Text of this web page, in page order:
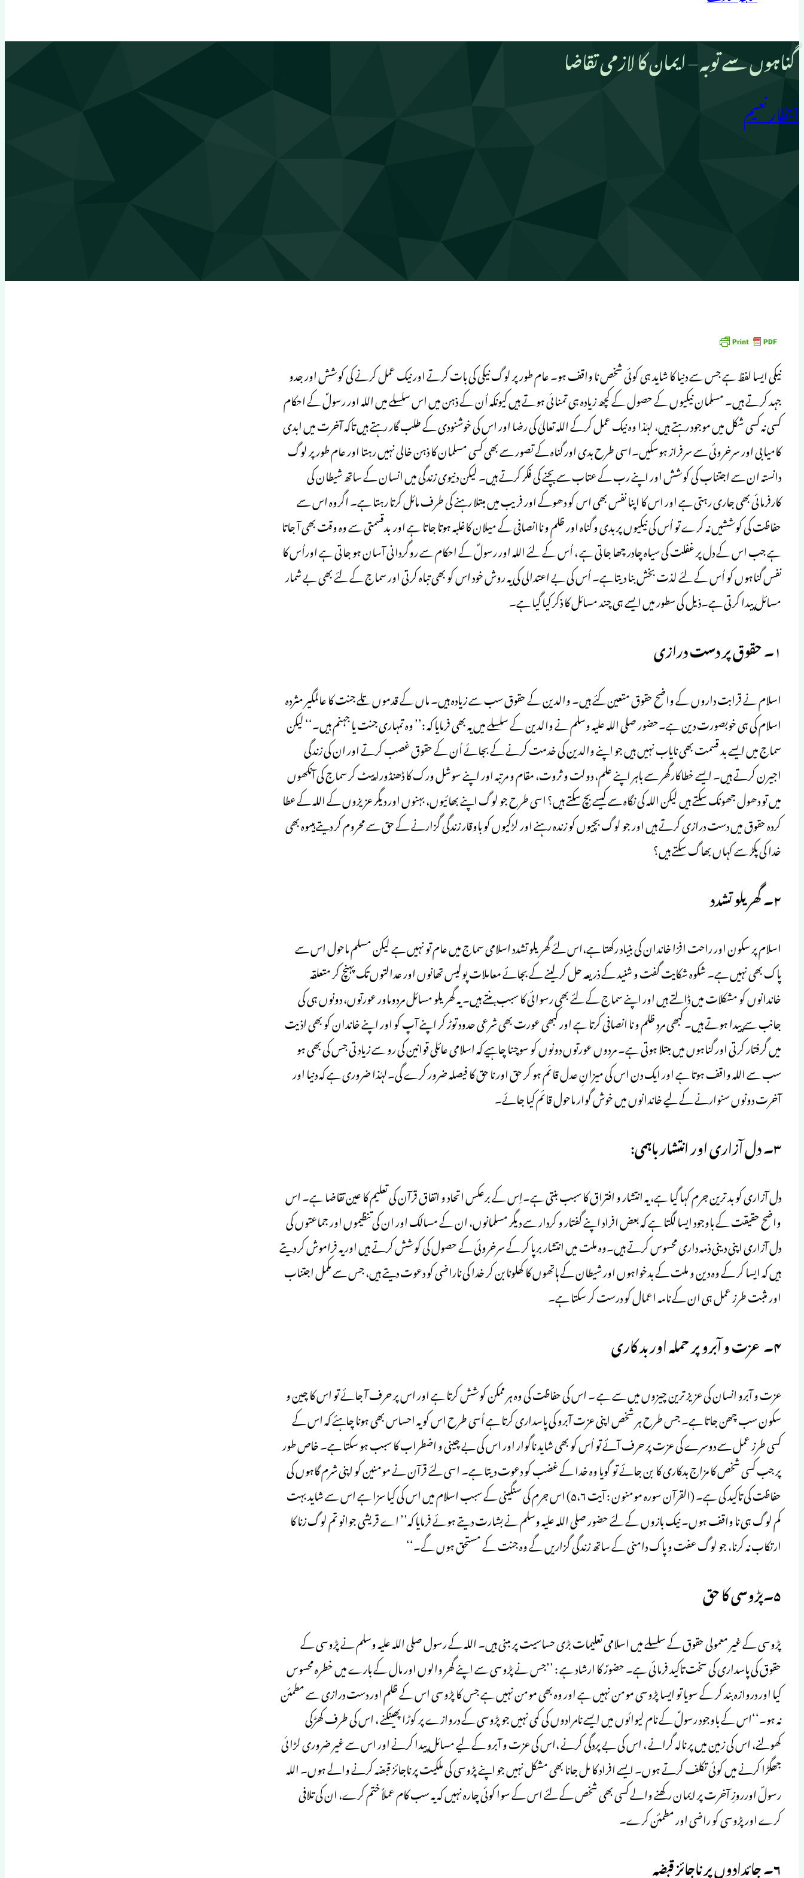
گناہوں سے توبہ – ایمان کا لازمی تقاضا
انتظار نعیم
نیکی ایسا لفظ ہے جس سے دنیا کا شاید ہی کوئی شخص نا واقف ہو۔ عام طورپر لوگ نیکی کی بات کرتے اور نیک عمل کرنے کی کوشش اور جدو
جہد کرتے ہیں۔ مسلمان نیکیوں کے حصول کے کچھ زیادہ ہی تمنائی ہوتے ہیں کیونکہ اُن کے ذہن میں اس سلسلے میں اللہ اور رسولؐ کے احکام
کسی نہ کسی شکل میں موجود رہتے ہیں، لہٰذا وہ نیک عمل کرکے اللہ تعالیٰ کی رضا اور اس کی خوشنودی کے طلب گار رہتے ہیں تاکہ آخرت میں ابدی
کامیابی اور سرخروئی سے سرفراز ہوسکیں۔اسی طرح بدی اور گناہ کے تصور سے بھی کسی مسلمان کا ذہن خالی نہیں رہتا اور عام طور پر لوگ
دانستہ ان سے اجتناب کی کوشش اور اپنے رب کے عتاب سے بچنے کی فکر کرتے ہیں۔ لیکن دنیوی زندگی میں انسان کے ساتھ شیطان کی
کارفرمائی بھی جاری رہتی ہے اور اس کا اپنا نفس بھی اس کو دھوکے اور فریب میں مبتلا رہنے کی طرف مائل کرتا رہتا ہے۔ اگروہ اس سے
حفاظت کی کوششیں نہ کرے تو اُس کی نیکیوں پر بدی و گناہ اور ظلم و ناانصافی کے میلان کاغلبہ ہوتا جاتا ہے اور بدقسمتی سے وہ وقت بھی آ جاتا
ہے جب اس کے دل پر غفلت کی سیاہ چادر چھا جاتی ہے ، اُس کے لئے اللہ اور رسولؐ کے احکام سے روگردانی آسان ہو جاتی ہے اوراُس کا
نفس گناہوں کو اُس کے لئے لذت بخش بنا دیتاہے۔ اُس کی بے اعتدالی کی یہ روش خود اس کو بھی تباہ کرتی اور سماج کے لئے بھی بے شمار
مسائل پیدا کرتی ہے۔ذیل کی سطور میں ایسے ہی چند مسائل کا ذکر کیا گیا ہے۔
۱۔ حقوق پر دست درازی
اسلام نے قرابت داروں کے واضح حقوق متعین کئے ہیں۔ والدین کے حقوق سب سے زیادہ ہیں۔ ماں کے قدموں تلے جنت کا عالمگیر مثردہ
اسلام کی ہی خوبصورت دین ہے۔حضور صلی اللہ علیہ وسلم نے والدین کے سلسلے میں یہ بھی فرمایا کہ :’’ وہ تمہاری جنت یا جہنم ہیں۔‘‘ لیکن
سماج میں ایسے بد قسمت بھی نایاب نہیں ہیں جو اپنے والدین کی خدمت کرنے کے بجائے اُن کے حقوق غصب کرتے اور ان کی زندگی
اجیرن کرتے ہیں۔ ایسے خطاکارگھر سے باہر اپنے علم، دولت و ثروت، مقام و مرتبہ اور اپنے سوشل ورک کا ڈھنڈورا پیٹ کر سماج کی آنکھوں
میں تو دھول جھونک سکتے ہیں لیکن اللہ کی نگاہ سے کیسے بچ سکتے ہیں؟ اسی طرح جو لوگ اپنے بھائیوں، بہنوں اور دیگر عزیزوں کے اللہ کے عطا
کردہ حقوق میں دست درازی کرتے ہیں اور جو لوگ بچیوں کو زندہ رہنے اور لڑکیوں کو باوقار زندگی گزارنے کے حق سے محروم کر دیتے ہیںوہ بھی
خدا کی پکڑ سے کہاں بھاگ سکتے ہیں؟
۲۔ گھریلو تشدد
اسلام پر سکون اور راحت افزا خاندان کی بنیاد رکھتا ہے،اس لئے گھریلو تشدد اسلامی سماج میں عام تو نہیں ہے لیکن مسلم ماحول اس سے
پاک بھی نہیں ہے۔ شکوہ شکایت گفت و شنید کے ذریعہ حل کر لینے کے بجائے معاملات پولیس تھانوں اور عدالتوں تک پہنچ کر متعلقہ
خاندانوں کو مشکلات میں ڈالتے ہیں اور اپنے سماج کے لئے بھی رسوائی کا سبب بنتے ہیں۔ یہ گھریلو مسائل مردوںاور عورتوں، دونوں ہی کی
جانب سے پیدا ہوتے ہیں۔ کبھی مرد ظلم و نا انصافی کرتا ہے اور کبھی عورت بھی شرعی حدود توڑ کر اپنے آپ کو اور اپنے خاندان کو بھی اذیت
میں گرفتار کرتی اور گناہوں میں مبتلا ہوتی ہے۔ مردوں عورتوں دونوں کو سوچنا چاہیے کہ اسلامی عائلی قوانین کی رو سے زیادتی جس کی بھی ہو
سب سے اللہ واقف ہوتا ہے اور ایک دن اس کی میزانِ عدل قائم ہو کر حق اور نا حق کا فیصلہ ضرور کرے گی۔لہٰذا ضروری ہے کہ دنیا اور
آخرت دونوں سنوارنے کے لیے خاندانوں میں خوش گوار ماحول قائم کیا جائے۔
۳۔ دل آزاری اور انتشار باہمی:
دل آزاری کو بد ترین جرم کہا گیا ہے، یہ انتشار و افتراق کا سبب بنتی ہے۔اِس کے برعکس اتحاد و اتفاق قرآن کی تعلیم کا عین تقاضا ہے۔ اس
واضح حقیقت کے باوجود ایسا لگتا ہے کہ بعض افراد اپنے گفتار و کردار سے دیگر مسلمانوں، ان کے مسالک اور ان کی تنظیموں اور جماعتوں کی
دل آزاری اپنی دینی ذمہ داری محسوس کرتے ہیں۔وہ ملت میں انتشار برپا کر کے سرخروئی کے حصول کی کوشش کرتے ہیں اور یہ فراموش کر دیتے
ہیں کہ ایسا کر کے وہ دین و ملت کے بدخواہوں اور شیطان کے ہاتھوں کا کھلونا بن کر خدا کی ناراضی کو دعوت دیتے ہیں، جس سے مکمل اجتناب
اور مثبت طرز عمل ہی ان کے نامہ اعمال کو درست کر سکتا ہے۔
۴۔ عزت و آبرو پر حملہ اور بد کاری
عزت و آبرو انسان کی عزیز ترین چیزوں میں سے ہے ۔ اس کی حفاظت کی وہ ہر ممکن کوشش کرتا ہے اور اس پر حرف آ جائے تو اس کا چین و
سکون سب چھن جاتا ہے۔ جس طرح ہر شخص اپنی عزت آبرو کی پاسداری کرتا ہے اُسی طرح اس کو یہ احساس بھی ہونا چاہئے کہ اس کے
کسی طرز عمل سے دوسرے کی عزت پر حرف آئے تو اُس کو بھی شاید ناگوار اور اس کی بے چینی و اضطراب کا سبب ہو سکتا ہے۔ خاص طور
پر جب کسی شخص کا مزاج بدکاری کا بن جائے تو گویا وہ خدا کے غضب کو دعوت دیتا ہے۔ اسی لئے قرآن نے مومنین کو اپنی شرم گاہوں کی
حفاظت کی تاکید کی ہے۔ (القرآن سورہ مومنون : آیت ۵،۶) اس جرم کی سنگینی کے سبب اسلام میں اس کی کیا سزا ہے اس سے شاید بہت
کم لوگ ہی نا واقف ہوں۔ نیک بازوں کے لئے حضور صلی اللہ علیہ وسلم نے بشارت دیتے ہوئے فرمایا کہ’’ اے قریشی جوانو تم لوگ زنا کا
ارتکاب نہ کرنا، جو لوگ عفت و پاک دامنی کے ساتھ زندگی گزاریں گے وہ جنت کے مستحق ہوں گے۔‘‘
۵۔پڑوسی کا حق
پڑوسی کے غیر معمولی حقوق کے سلسلے میں اسلامی تعلیمات بڑی حساسیت پر مبنی ہیں۔ اللہ کے رسول صلی اللہ علیہ وسلم نے پڑوسی کے
حقوق کی پاسداری کی سخت تاکید فرمائی ہے۔ حضورؐ کا ارشاد ہے : ’’جس نے پڑوسی سے اپنے گھر والوں اور مال کے بارے میں خطرہ محسوس
کیا اور دروازہ بند کر کے سویا تو ایسا پڑوسی مومن نہیں ہے اور وہ بھی مومن نہیں ہے جس کا پڑوسی اس کے ظلم اور دست درازی سے مطمئن
نہ ہو۔‘‘اس کے باوجود رسولؐ کے نام لیوائوں میں ایسے نامرادوں کی کمی نہیں جو پڑوسی کے دروازے پر کوڑا پھینکنے ، اس کی طرف کھڑکی
کھولنے، اس کی زمین میں پر نالہ گرانے ، اس کی بے پردگی کرنے ،اس کی عزت و آبرو کے لیے مسائل پیدا کرنے اور اس سے غیر ضروری لڑائی
جھگڑا کرنے میں کوئی تکلف کرتے ہوں۔ ایسے افراد کا مل جانا بھی مشکل نہیں جو اپنے پڑوسی کی ملکیت پر ناجائز قبضہ کرنے والے ہوں۔ اللہ
رسولؐ اورروزِ آخرت پر ایمان رکھنے والے کسی بھی شخص کے لئے اس کے سوا کوئی چارہ نہیں کہ یہ سب کام عملاً ختم کرے، ان کی تلافی
کرے اور پڑوسی کو راضی اور مطمئن کرے۔
۶۔ جائدادوں پر ناجائز قبضہ